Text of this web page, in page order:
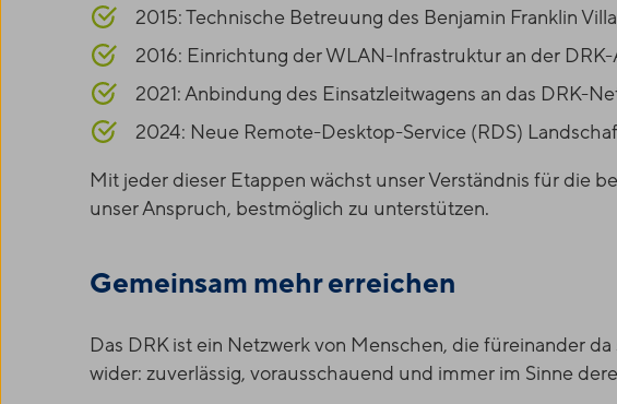
2015: Technische Betreuung des Benjamin Franklin
2016: Einrichtung der WLAN-Infrastruktur an der
2021: Anbindung des Einsatzleitwagens an das DRK-
2024: Neue Remote-Desktop-Service (RDS)
Mit jeder dieser Etappen wächst unser Verständnis für die
unser Anspruch, bestmöglich zu unterstützen.
Gemeinsam mehr erreichen
Das DRK ist ein Netzwerk von Menschen, die füreinander
wider: zuverlässig, vorausschauend und immer im Sinne